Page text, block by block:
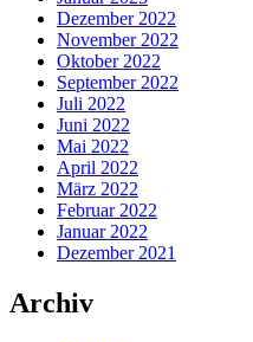
Dezember 2022
November 2022
Oktober 2022
September 2022
Juli 2022
Juni 2022
Mai 2022
April 2022
März 2022
Februar 2022
Januar 2022
Dezember 2021
Archiv